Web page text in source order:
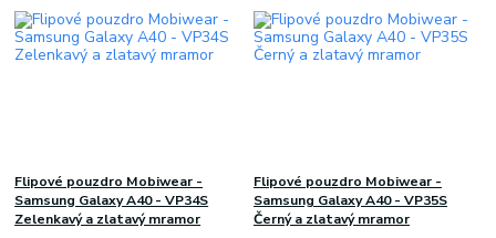
Flipové pouzdro Mobiwear -
Samsung Galaxy A40 - VP34S
Zelenkavý a zlatavý mramor
Flipové pouzdro Mobiwear -
Samsung Galaxy A40 - VP35S
Černý a zlatavý mramor